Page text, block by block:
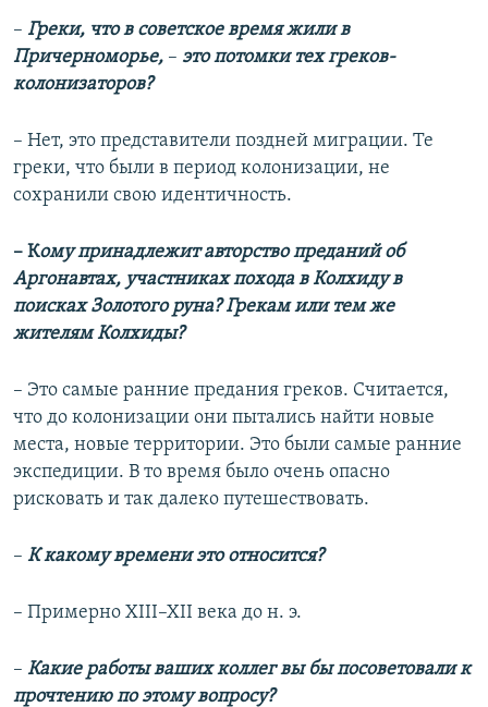
– Греки, что в советское время жили в
Причерноморье, – это потомки тех греков-
колонизаторов?
– Нет, это представители поздней миграции. Те
греки, что были в период колонизации, не
сохранили свою идентичность.
– Кому принадлежит авторство преданий об
Аргонавтах, участниках похода вКолхиду в
поисках Золотого руна? Грекам или тем же
жителям Колхиды?
– Это самые ранние предания греков. Считается,
что до колонизации они пытались найти новые
места, новые территории. Это были самые ранние
экспедиции. В то время было очень опасно
рисковать и так далеко путешествовать.
– К какому времени это относится?
– Примерно XIII–XII века до н. э.
– Какие работы ваших коллег вы бы посоветовали к
прочтению по этому вопросу?